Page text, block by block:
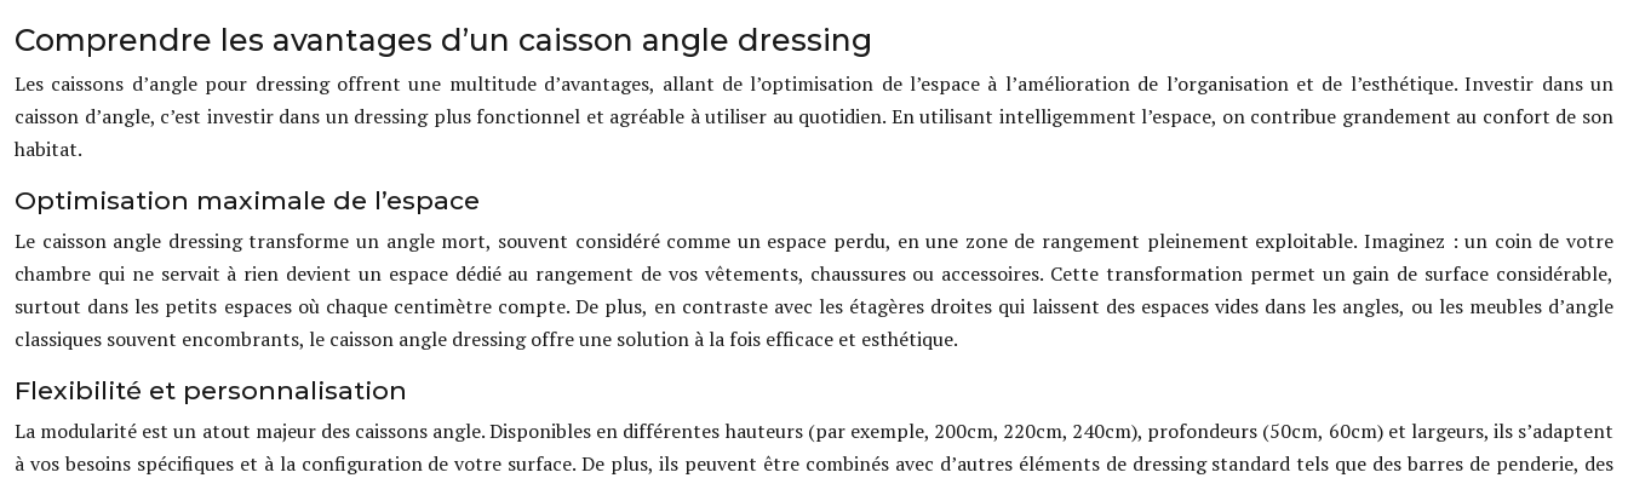
Comprendre les avantages d’un caisson angle dressing
Les caissons d’angle pour dressing offrent une multitude d’avantages, allant de l’optimisation de l’espace à l’amélioration de l’organisation et de l’esthétique. Investir dans un
caisson d’angle, c’est investir dans un dressing plus fonctionnel et agréable à utiliser au quotidien. En utilisant intelligemment l’espace, on contribue grandement au confort de son
habitat.
Optimisation maximale de l’espace
Le caisson angle dressing transforme un angle mort, souvent considéré comme un espace perdu, en une zone de rangement pleinement exploitable. Imaginez : un coin de votre
chambre qui ne servait à rien devient un espace dédié au rangement de vos vêtements, chaussures ou accessoires. Cette transformation permet un gain de surface considérable,
surtout dans les petits espaces où chaque centimètre compte. De plus, en contraste avec les étagères droites qui laissent des espaces vides dans les angles, ou les meubles d’angle
classiques souvent encombrants, le caisson angle dressing offre une solution à la fois efficace et esthétique.
Flexibilité et personnalisation
La modularité est un atout majeur des caissons angle. Disponibles en différentes hauteurs (par exemple, 200cm, 220cm, 240cm), profondeurs (50cm, 60cm) et largeurs, ils s’adaptent
à vos besoins spécifiques et à la configuration de votre surface. De plus, ils peuvent être combinés avec d’autres éléments de dressing standard tels que des barres de penderie, des